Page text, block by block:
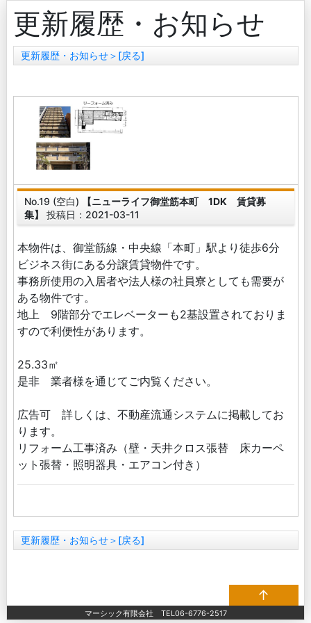
更新履歴・お知らせ
更新履歴・お知らせ＞[戻る]
No.19 (空白)
【ニューライフ御堂筋本町 1DK 賃貸募
集】
投稿日：2021-03-11
本物件は、御堂筋線・中央線「本町」駅より徒歩6分
ビジネス街にある分譲賃貸物件です。
事務所使用の入居者や法人様の社員寮としても需要が
ある物件です。
地上 9階部分でエレベーターも2基設置されておりま
すので利便性があります。
25.33㎡
是非 業者様を通じてご内覧ください。
広告可 詳しくは、不動産流通システムに掲載してお
ります。
リフォーム工事済み（壁・天井クロス張替 床カーペ
ット張替・照明器具・エアコン付き）
更新履歴・お知らせ＞[戻る]
↑
マーシック有限会社 TEL06-6776-2517